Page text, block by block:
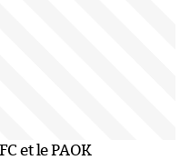
et le PAOK